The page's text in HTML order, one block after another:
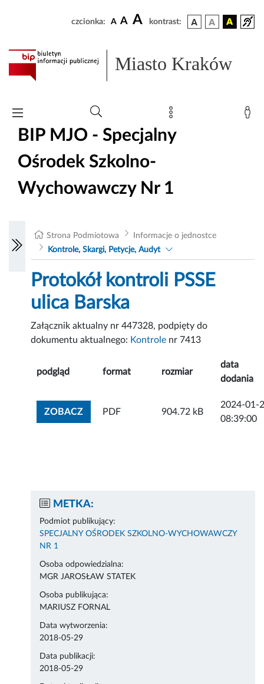
czcionka: A A A kontrast:
Miasto Kraków
BIP MJO - Specjalny
Ośrodek Szkolno-
Wychowawczy Nr 1
Strona Podmiotowa
Informacje o jednostce
Kontrole, Skargi, Petycje, Audyt
Protokół kontroli PSSE
ulica Barska
Załącznik aktualny nr 447328, podpięty do
dokumentu aktualnego: Kontrole nr 7413
podgląd format rozmiar
data
dodania
ZOBACZZOBACZ ZAŁĄCZNIK
PDF 904.72 kB
2024-01-
08:39:00
METKA:
Podmiot publikujący:
SPECJALNY OŚRODEK SZKOLNO-WYCHOWAWCZY
NR 1
Osoba odpowiedzialna:
MGR JAROSŁAW STATEK
Osoba publikująca:
MARIUSZ FORNAL
Data wytworzenia:
2018-05-29
Data publikacji:
2018-05-29